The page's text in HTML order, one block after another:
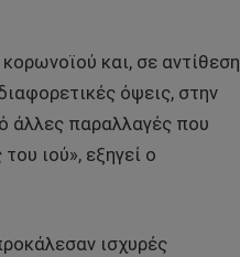
και, σε αντίθεση
όψεις, στην
άλλες παραλλαγές που
ιού», εξηγεί ο
ισχυρές